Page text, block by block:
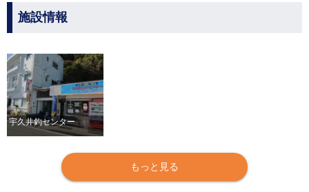
施設情報
宇久井釣センター
もっと見る